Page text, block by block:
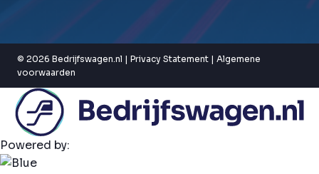
© 2026 Bedrijfswagen.nl | Privacy Statement | Algemene
voorwaarden
Powered by: